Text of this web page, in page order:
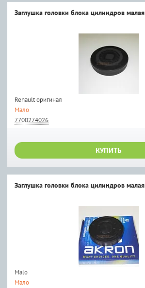
Заглушка головки блока цилиндров малая
Renault оригинал
Мало
7700274026
КУПИТЬ
Заглушка головки блока цилиндров малая
Malo
Мало